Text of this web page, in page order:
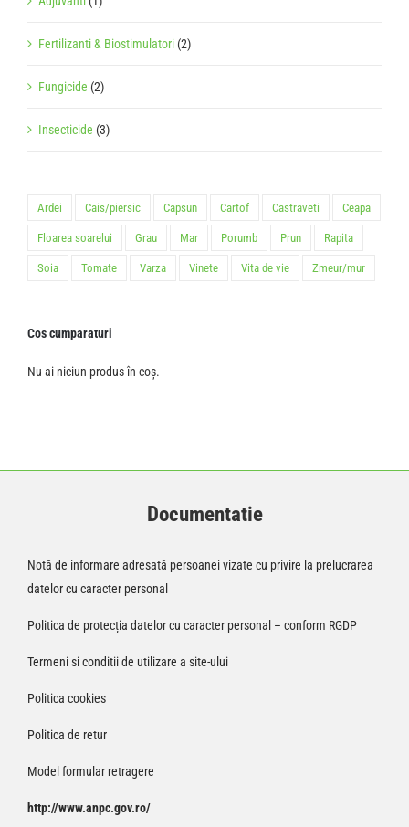
Fertilizanti & Biostimulatori (2)
Fungicide (2)
Insecticide (3)
Ardei Cais/piersic Capsun Cartof Castraveti Ceapa
Floarea soarelui Grau Mar Porumb Prun Rapita
Soia Tomate Varza Vinete Vita de vie Zmeur/mur
Cos cumparaturi
Nu ai niciun produs în coș.
Documentatie
Notă de informare adresată persoanei vizate cu privire la prelucrarea
datelor cu caracter personal
Politica de protecția datelor cu caracter personal – conform RGDP
Termeni si conditii de utilizare a site-ului
Politica cookies
Politica de retur
Model formular retragere
http://www.anpc.gov.ro/